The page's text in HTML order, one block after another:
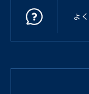
よ